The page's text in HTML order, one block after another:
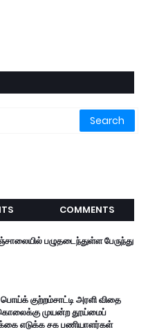
COMMENTS
பழுதடைந்துள்ள பேருந்து
குற்றம்சாட்டி அரளி விதை
முயன்ற தூய்மைப்
எடுக்க சக பணியாளர்கள்